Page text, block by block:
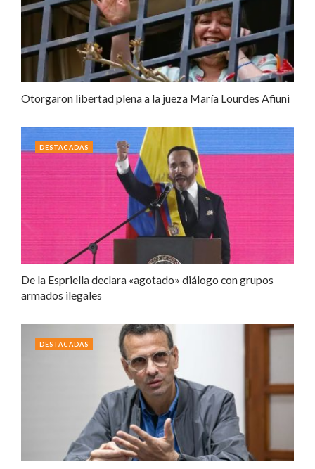
Otorgaron libertad plena a la jueza María Lourdes Afiuni
De la Espriella declara «agotado» diálogo con grupos
armados ilegales
DESTACADAS
DESTACADAS